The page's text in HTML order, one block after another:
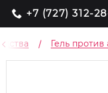
+7 (727) 312-
Гель